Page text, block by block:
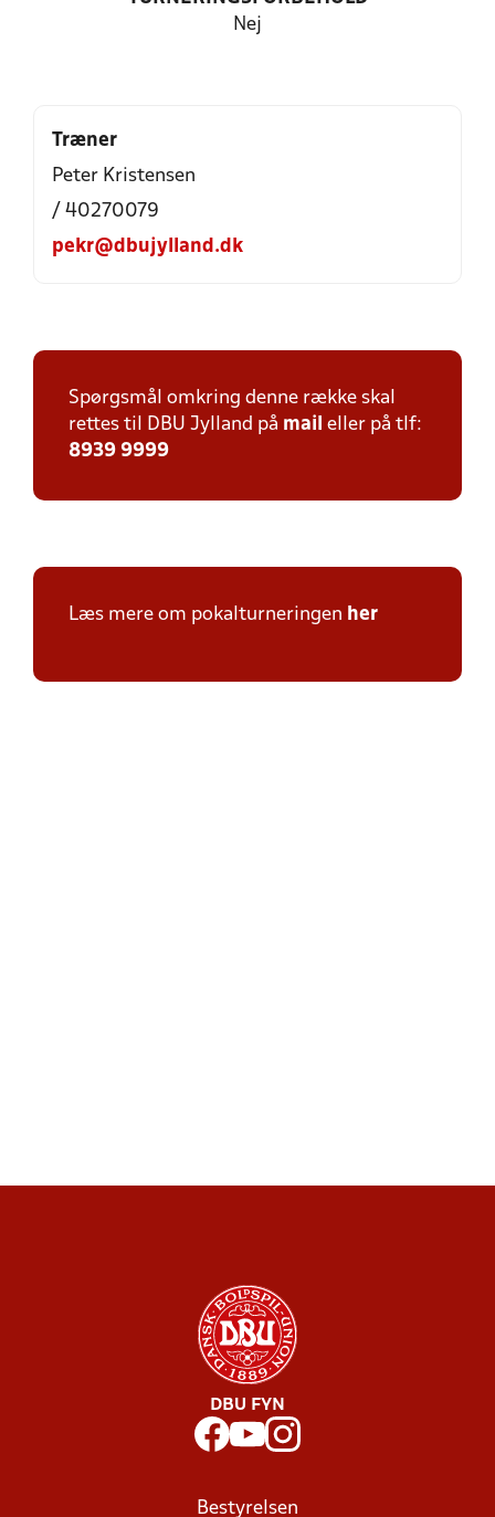
Nej
Træner
Peter Kristensen
/ 40270079
pekr@dbujylland.dk
Spørgsmål omkring denne række skal
rettes til DBU Jylland på mail eller på tlf:
8939 9999
Læs mere om pokalturneringen her
DBU FYN
Bestyrelsen